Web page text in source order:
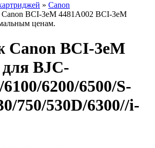
» Canon
BCI-3eM 4481A002 BCI-3eM
ценам.
Canon BCI-3eM
BJC-
6200/6500/S-
750/530D/6300//i-